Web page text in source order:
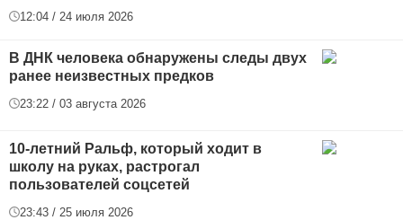
12:04 / 24 июля 2026
В ДНК человека обнаружены следы двух
ранее неизвестных предков
23:22 / 03 августа 2026
10-летний Ральф, который ходит в
школу на руках, растрогал
пользователей соцсетей
23:43 / 25 июля 2026